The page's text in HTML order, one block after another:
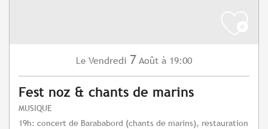
Le Vendredi 7 Août à 19:00
Fest noz & chants de marins
MUSIQUE
19h: concert de Barababord (chants de marins), restauration